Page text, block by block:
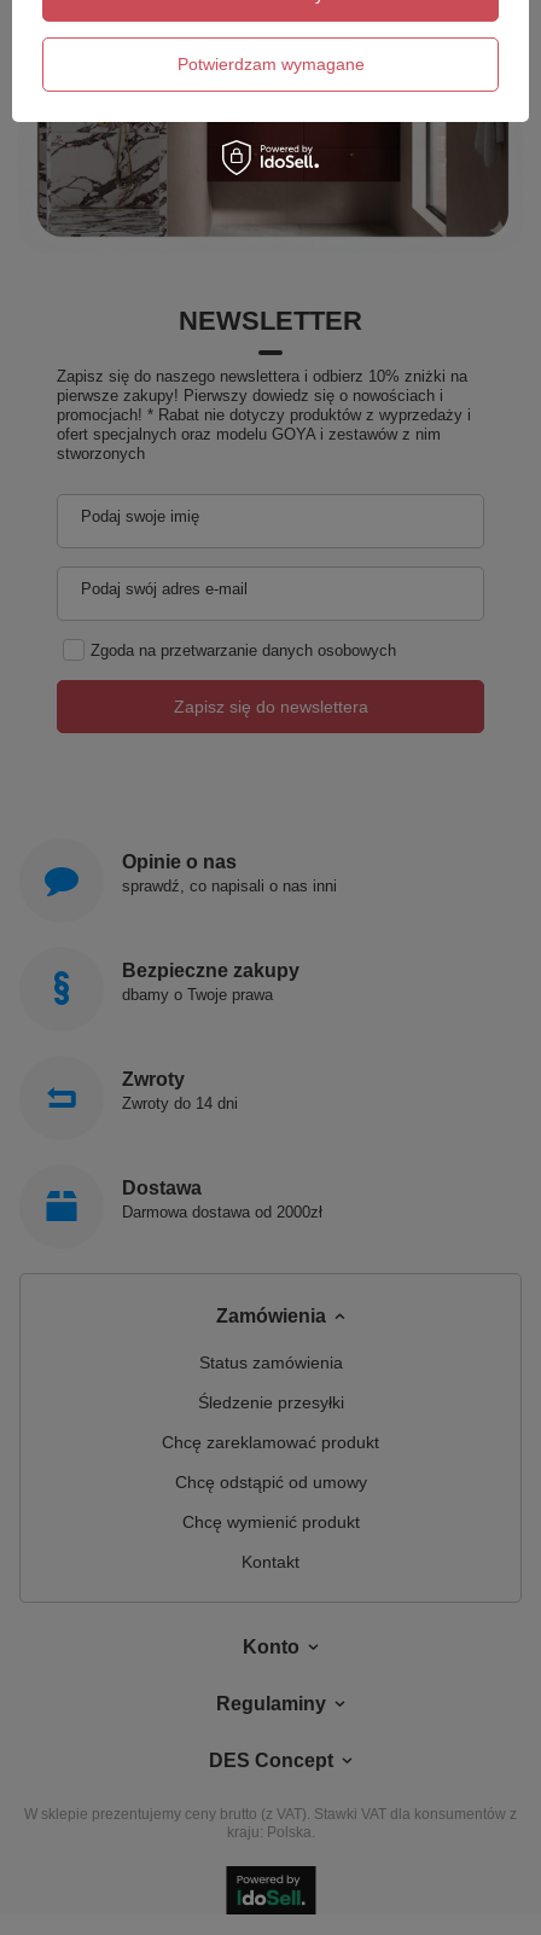
NEWSLETTER
Zapisz się do naszego newslettera i odbierz 10% zniżki na
pierwsze zakupy! Pierwszy dowiedz się o nowościach i
promocjach! * Rabat nie dotyczy produktów z wyprzedaży i
ofert specjalnych oraz modelu GOYA i zestawów z nim
stworzonych
Podaj swoje imię
Podaj swój adres e-mail
Zgoda na przetwarzanie danych osobowych
Zapisz się do newslettera
Opinie o nas
sprawdź, co napisali o nas inni
Bezpieczne zakupy
dbamy o Twoje prawa
Zwroty
Zwroty do 14 dni
Dostawa
Darmowa dostawa od 2000zł
Zamówienia
Status zamówienia
Śledzenie przesyłki
Chcę zareklamować produkt
Chcę odstąpić od umowy
Chcę wymienić produkt
Kontakt
Konto
Regulaminy
DES Concept
W sklepie prezentujemy ceny brutto (z VAT). Stawki VAT dla konsumentów z
kraju: Polska.
Potwierdzam wymagane